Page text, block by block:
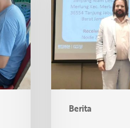
Berita
Sertifikasi
RSPO
di
Thailand